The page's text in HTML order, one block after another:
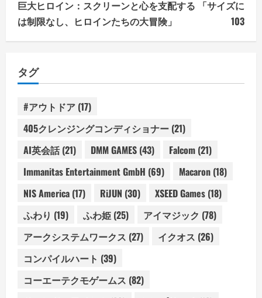
巨大ヒロイン：スクリーンと心を支配する 「サイズに
は制限なし、ヒロインたちの大冒険」
103
タグ
#アウトドア (17)
405クレンジングコンディショナー (21)
AI英会話(21) DMM GAMES (43) Falcom (21)
Immanitas Entertainment GmbH (69) Macaron (18)
NIS America (17) RiJUN (30) XSEED Games (18)
ふわり (19) ふわ姫 (25) アイマジック (78)
アークシステムワークス (27) イクオス (26)
コンパイルハート (39)
コーエーテクモゲームス (82)